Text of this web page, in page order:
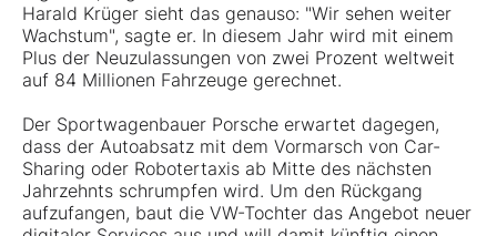
Harald Krüger sieht das genauso: "Wir sehen weiter
Wachstum", sagte er. In diesem Jahr wird mit einem
Plus der Neuzulassungen von zwei Prozent weltweit
auf 84 Millionen Fahrzeuge gerechnet.
Der Sportwagenbauer Porsche erwartet dagegen,
dass der Autoabsatz mit dem Vormarsch von Car-
Sharing oder Robotertaxis ab Mitte des nächsten
Jahrzehnts schrumpfen wird. Um den Rückgang
aufzufangen, baut die VW-Tochter das Angebot neuer